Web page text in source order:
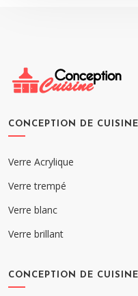
CONCEPTION DE
Verre Acrylique
Verre trempé
Verre blanc
Verre brillant
CONCEPTION DE